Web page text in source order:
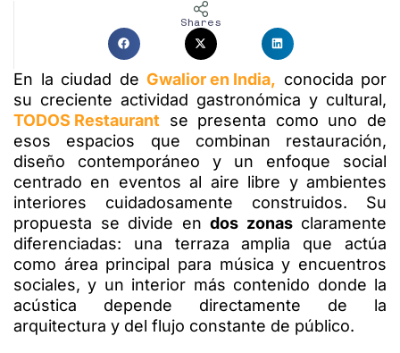
Shares
En la ciudad de Gwalior en India, conocida por
su creciente actividad gastronómica y cultural,
TODOS Restaurant se presenta como uno de
esos espacios que combinan restauración,
diseño contemporáneo y un enfoque social
centrado en eventos al aire libre y ambientes
interiores cuidadosamente construidos. Su
propuesta se divide en dos zonasclaramente
diferenciadas: una terraza amplia que actúa
como área principal para música y encuentros
sociales, y un interior más contenido donde la
acústica depende directamente de la
arquitectura y del flujo constante de público.